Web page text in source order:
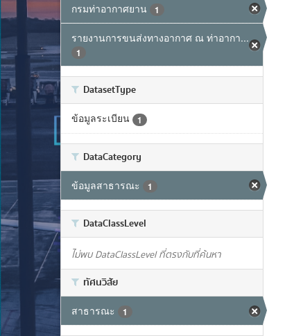
กรมท่าอากาศยาน 1
รายงานการขนส่งทางอากาศ ณ ท่าอากา...
1
DatasetType
ข้อมูลระเบียน 1
DataCategory
ข้อมูลสาธารณะ 1
DataClassLevel
ไม่พบ DataClassLevel ที่ตรงกับที่ค้นหา
ทัศนวิสัย
สาธารณะ 1